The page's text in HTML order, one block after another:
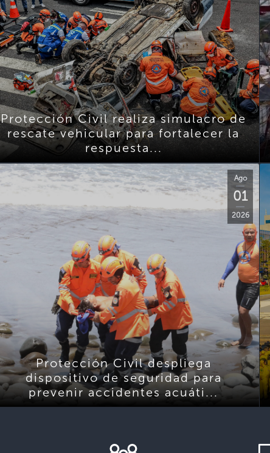
Protección Civil realiza simulacro de
rescate vehicular para fortalecer la
respuesta...
Ago
01
2026
Protección Civil despliega
dispositivo de seguridad para
prevenir accidentes acuáti...